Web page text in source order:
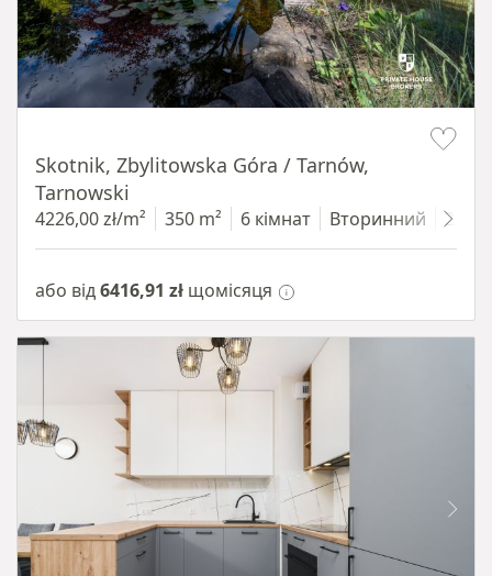
Skotnik, Zbylitowska Góra / Tarnów,
Tarnowski
4226,00 zł/m² 350 m² 6 кімнат Вторинний 2200
або від6416,91 zł щомісяця